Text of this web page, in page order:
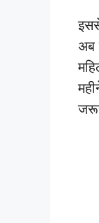
अब